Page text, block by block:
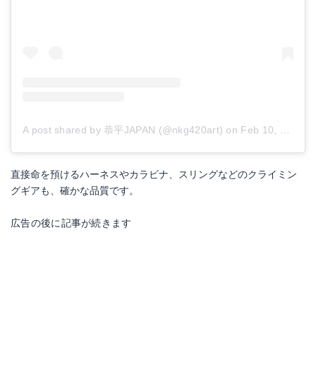
A post shared by 恭平JAPAN (@nkg420art) on Feb 10, 2017 at 2:25am PST
直接命を預けるハーネスやカラビナ、スリングなどのクライミン
グギアも、確かな品質です。
広告の後に記事が続きます